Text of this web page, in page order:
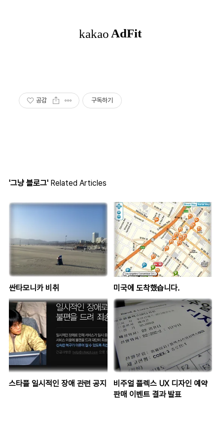
공감 구독하기
'그냥 블로그' Related Articles
싼타모니카 비취 미국에 도착했습니다.
스타플 일시적인 장애 관련 공지
비주얼 플렉스 UX 디자인 예약
판매 이벤트 결과 발표